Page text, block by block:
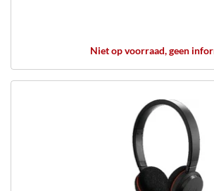
Niet op voorraad, geen